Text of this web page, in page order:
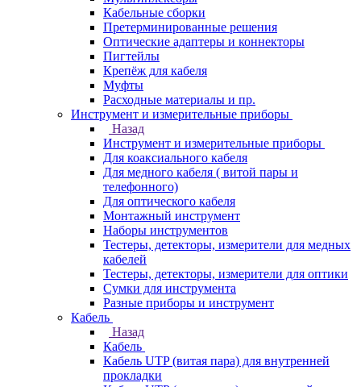
Кабельные сборки
Претерминированные решения
Оптические адаптеры и коннекторы
Пигтейлы
Крепёж для кабеля
Муфты
Расходные материалы и пр.
Инструмент и измерительные приборы
Назад
Инструмент и измерительные приборы
Для коаксиального кабеля
Для медного кабеля ( витой пары и
телефонного)
Для оптического кабеля
Монтажный инструмент
Наборы инструментов
Тестеры, детекторы, измерители для медных
кабелей
Тестеры, детекторы, измерители для оптики
Сумки для инструмента
Разные приборы и инструмент
Кабель
Назад
Кабель
Кабель UTP (витая пара) для внутренней
прокладки